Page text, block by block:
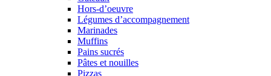
Hors-d’oeuvre
Légumes d’accompagnement
Marinades
Muffins
Pains sucrés
Pâtes et nouilles
Pizzas